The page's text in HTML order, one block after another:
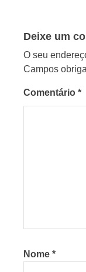
Deixe um
O seu
Campos
Comentário *
Nome *